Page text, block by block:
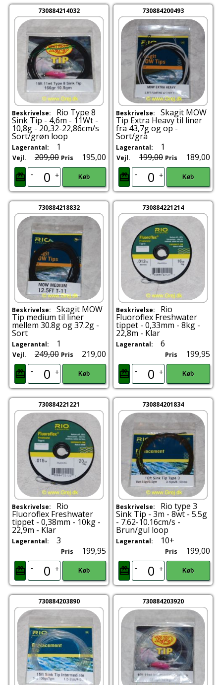
730884214032
Beskrivelse: Rio Type 8
Sink Tip - 4,6m - 11Wt -
10,8g - 20,32-22,86cm/s
Sort/grøn loop
Lagerantal: 1
Vejl. 209,00 Pris 195,00
- + Køb
730884200493
Beskrivelse: Skagit MOW
Tip Extra Heavy til liner
fra 43,7g og op -
Sort/grå
Lagerantal: 1
Vejl. 199,00 Pris 189,00
- + Køb
730884218832
Beskrivelse: Skagit MOW
Tip medium til liner
mellem 30.8g og 37.2g -
Sort
Lagerantal: 1
Vejl. 249,00 Pris 219,00
- + Køb
730884221214
Beskrivelse: Rio
Fluoroflex Freshwater
tippet - 0,33mm - 8kg -
22,8m - Klar
Lagerantal: 6
Pris 199,95
- + Køb
730884221221
Beskrivelse: Rio
Fluoroflex Freshwater
tippet - 0,38mm - 10kg -
22,9m - Klar
Lagerantal: 3
Pris 199,95
- + Køb
730884201834
Beskrivelse: Rio type 3
Sink Tip - 3m - 8wt - 5.5g
- 7.62-10.16cm/s -
Brun/gul loop
Lagerantal: 10+
Pris 199,00
- + Køb
730884203890 730884203920